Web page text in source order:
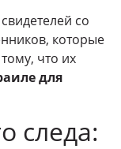
со
которые
что их
для
следа: